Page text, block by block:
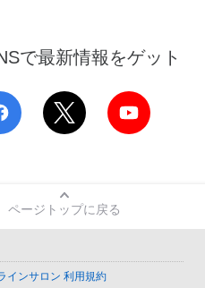
で最新情報をゲット
ページトップに戻る
インサロン 利用規約